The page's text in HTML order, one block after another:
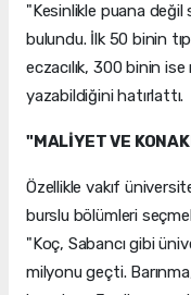
"Kesinlikle puana değil
bulundu. İlk 50 binin
eczacılık, 300 binin
yazabildiğini hatırlattı.
"MALİYET VE
Özellikle vakıf
burslu bölümleri
"Koç, Sabancı gibi
milyonu geçti.